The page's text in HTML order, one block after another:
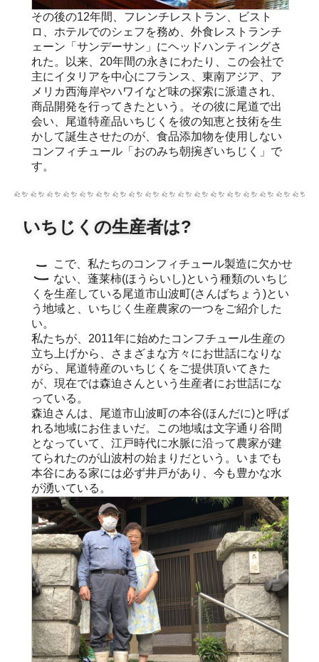
その後の12年間、フレンチレストラン、ビスト
ロ、ホテルでのシェフを務め、外食レストランチ
ェーン「サンデーサン」にヘッドハンティングさ
れた。以来、20年間の永きにわたり、この会社で
主にイタリアを中心にフランス、東南アジア、ア
メリカ西海岸やハワイなど味の探索に派遣され、
商品開発を行ってきたという。その彼に尾道で出
会い、尾道特産品いちじくを彼の知恵と技術を生
かして誕生させたのが、食品添加物を使用しない
コンフィチュール「おのみち朝捥ぎいちじく」で
す。
いちじくの生産者は?
ここで、私たちのコンフィチュール製造に欠かせ ない、蓬莱柿(ほうらいし)という種類のいちじ
くを生産している尾道市山波町(さんばちょう)とい
う地域と、いちじく生産農家の一つをご紹介した
い。
私たちが、2011年に始めたコンフチュール生産の
立ち上げから、さまざまな方々にお世話になりな
がら、尾道特産のいちじくをご提供頂いてきた
が、現在では森迫さんという生産者にお世話にな
っている。
森迫さんは、尾道市山波町の本谷(ほんだに)と呼ば
れる地域にお住まいだ。この地域は文字通り谷間
となっていて、江戸時代に水脈に沿って農家が建
てられたのが山波村の始まりだという。いまでも
本谷にある家には必ず井戸があり、今も豊かな水
が湧いている。